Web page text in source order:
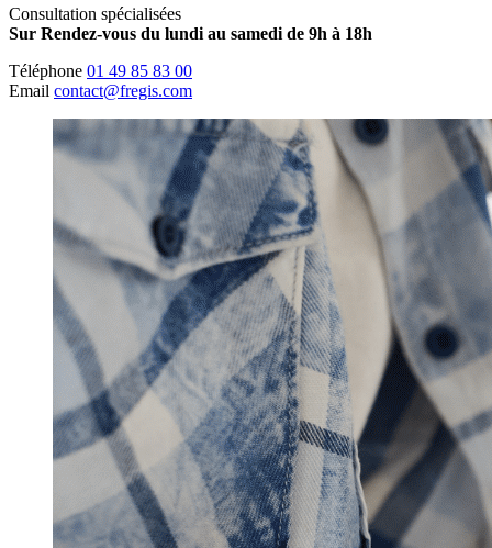
Consultation spécialisées
Sur Rendez-vous du lundi au samedi de 9h à 18h
Téléphone 01 49 85 83 00
Email contact@fregis.com